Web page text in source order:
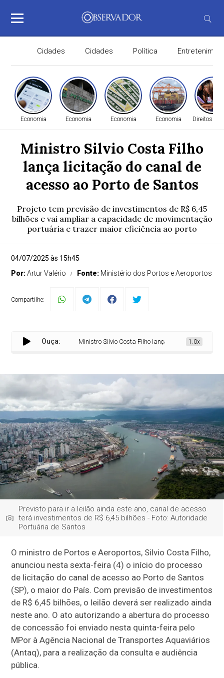
Cidades Cidades Política
Economia Economia Economia Economia Direitos
Ministro Silvio Costa Filho
lança licitação do canal de
acesso ao Porto de Santos
Projeto tem previsão de investimentos de R$ 6,45
bilhões e vai ampliar a capacidade de movimentação
portuária e trazer maior eficiência ao porto
04/07/2025 às 15h45
Por:Artur Valério Fonte: Ministério dos Portos e Aeroportos
Compartilhe:
Ouça: Ministro Silvio Costa Filho lança licitação do canal de
1.0x
Previsto para ir a leilão ainda este ano, canal de acesso
terá investimentos de R$ 6,45 bilhões - Foto: Autoridade
Portuária de Santos
O ministro de Portos e Aeroportos, Silvio Costa Filho,
anunciou nesta sexta-feira (4) o início do processo
de licitação do canal de acesso ao Porto de Santos
(SP), o maior do País. Com previsão de investimentos
de R$ 6,45 bilhões, o leilão deverá ser realizado ainda
neste ano. O ato autorizando a abertura do processo
de concessão foi enviado nesta quinta-feira pelo
MPor à Agência Nacional de Transportes Aquaviários
(Antaq), para a realização da consulta e audiência
pública.